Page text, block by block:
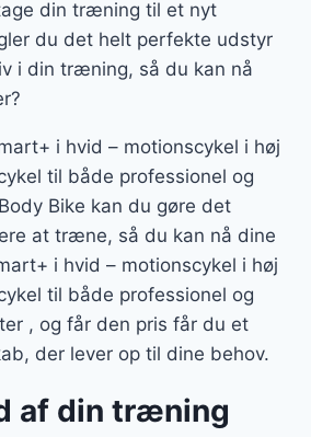
din træning til et nyt
du det helt perfekte udstyr
i din træning, så du kan nå
i hvid – motionscykel i høj
til både professionel og
Bike kan du gøre det
at træne, så du kan nå dine
i hvid – motionscykel i høj
til både professionel og
, og får den pris får du et
der lever op til dine behov.
af din træning